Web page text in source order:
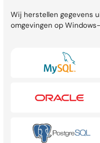
Wij herstellen gegevens
omgevingen op